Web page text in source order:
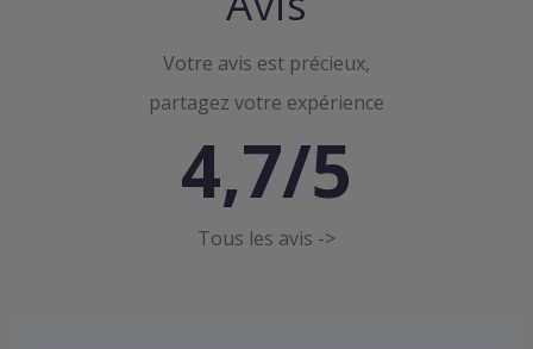
Votre avis est précieux,
partagez votre expérience
4,7/5
Tous les avis ->